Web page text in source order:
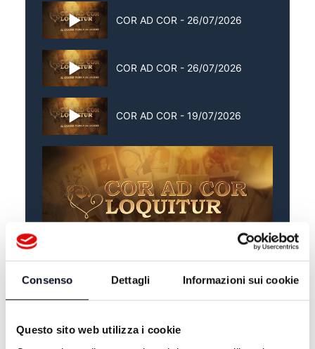
Consenso Dettagli Informazioni sui cookie
Questo sito web utilizza i cookie
COR AD COR - 26/07/2026
COR AD COR - 26/07/2026
COR AD COR - 19/07/2026
ALTRE NOTIZIE